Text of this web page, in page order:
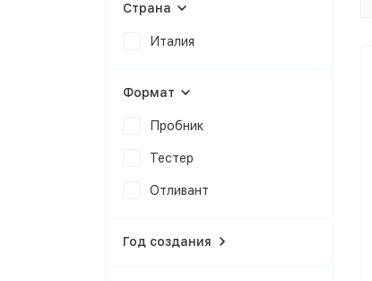
Страна
Италия
Формат
Пробник
Тестер
Отливант
Год создания